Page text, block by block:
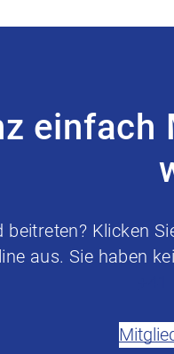
einfach
beitreten? Klicken
aus. Sie haben